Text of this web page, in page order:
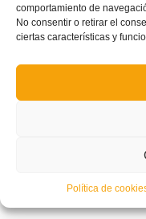
comportamiento de
No consentir o retirar el
ciertas características y
Política de